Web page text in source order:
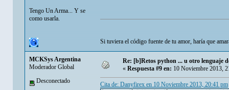
Tengo Un Arma... Y se
como usarla.
Si tuviera el código fuente de tu amor, haría que
MCKSys Argentina
Moderador Global
Desconectado
Re: [b]Retos python ... u otro lenguaje
« Respuesta #9 en: 10 Noviembre 2013,
Cita de: Danyfirex en 10 Noviembre 2013, 20:41 pm